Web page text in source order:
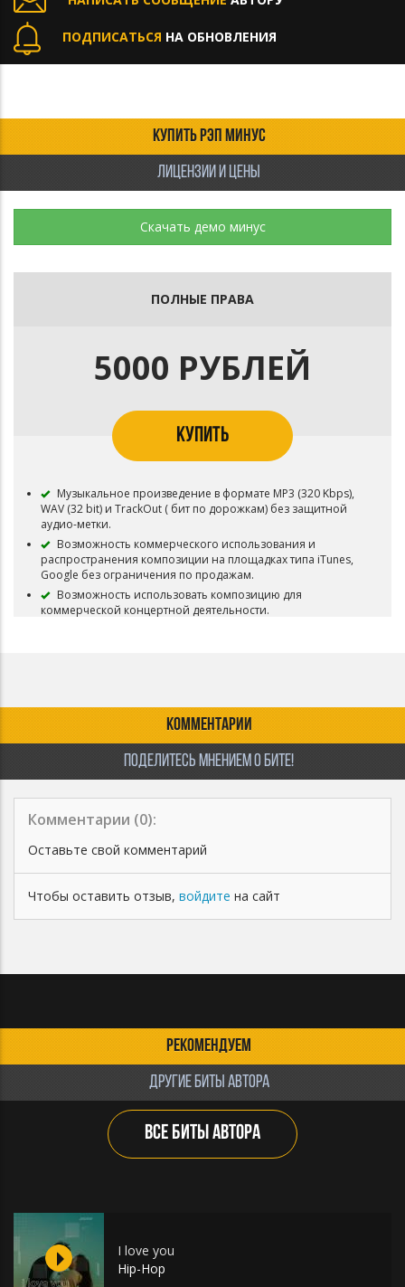
ПОДПИСАТЬСЯ НА ОБНОВЛЕНИЯ
КУПИТЬ РЭП МИНУС
ЛИЦЕНЗИИ И ЦЕНЫ
Скачать демо минус
ПОЛНЫЕ ПРАВА
5000 РУБЛЕЙ
КУПИТЬ
Музыкальное произведение в формате MP3 (320 Kbps),
WAV (32 bit) и TrackOut ( бит по дорожкам) без защитной
аудио-метки.
Возможность коммерческого использования и
распространения композиции на площадках типа iTunes,
Google без ограничения по продажам.
Возможность использовать композицию для
коммерческой концертной деятельности.
Композиция снимается с продажи и авторские права
КОММЕНТАРИИ
ПОДЕЛИТЕСЬ МНЕНИЕМ О БИТЕ!
Комментарии (0):
Оставьте свой комментарий
Чтобы оставить отзыв, войдите на сайт
РЕКОМЕНДУЕМ
ДРУГИЕ БИТЫ АВТОРА
ВСЕ БИТЫ АВТОРА
I love you
Hip-Hop